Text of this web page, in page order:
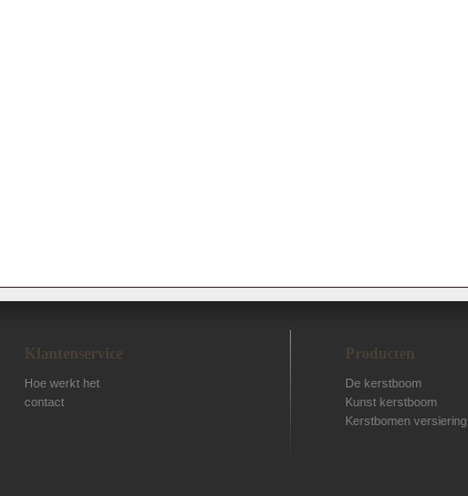
Klantenservice
Hoe werkt het
contact
Producten
De kerstboom
Kunst kerstboom
Kerstbomen versiering